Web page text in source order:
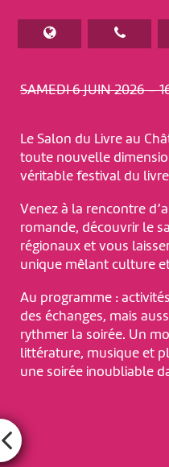
SAMEDI 6 JUIN 2026 –
Le Salon du Livre au
toute nouvelle
véritable festival du
Venez à la rencontre
romande, découvrir le
régionaux et vous
unique mêlant culture
Au programme :
des échanges, mais
rythmer la soirée. Un
littérature, musique et
une soirée inoubliable